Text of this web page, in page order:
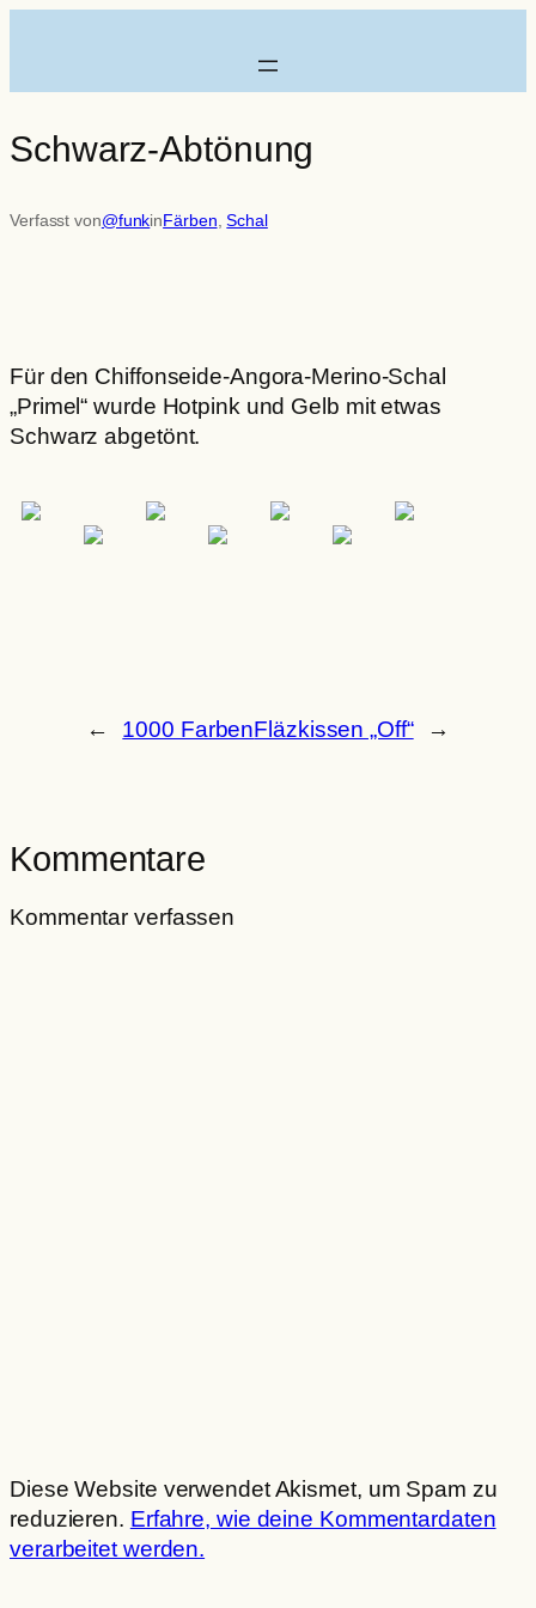
Schwarz-Abtönung
Verfasst von@funkinFärben, Schal
Für den Chiffonseide-Angora-Merino-Schal
„Primel“ wurde Hotpink und Gelb mit etwas
Schwarz abgetönt.
← 1000 FarbenFläzkissen „Off“ →
Kommentare
Kommentar verfassen
Diese Website verwendet Akismet, um Spam zu
reduzieren. Erfahre, wie deine Kommentardaten
verarbeitet werden.